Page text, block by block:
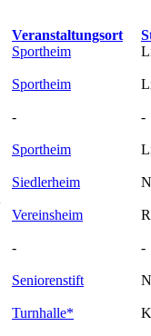
Veranstaltungsort
Sportheim
Sportheim
- -
Sportheim
Siedlerheim
Vereinsheim
- -
Seniorenstift
Turnhalle*